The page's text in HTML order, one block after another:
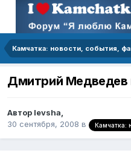
Камчатка: новости, события,
Дмитрий Медведев
Автор levsha,
30 сентября, 2008 в Камчатка: